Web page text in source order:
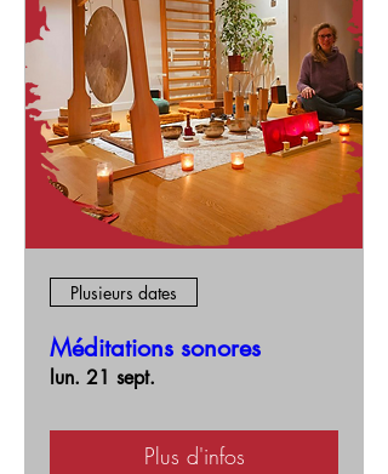
Plusieurs dates
Méditations sonores
lun. 21 sept.
Plus d'infos